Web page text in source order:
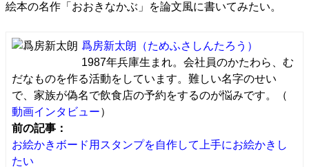
絵本の名作「おおきなかぶ」を論文風に書いてみたい。
爲房新太朗 （ためふさしんたろう）
1987年兵庫生まれ。会社員のかたわら、む
だなものを作る活動をしています。難しい名字のせい
で、家族が偽名で飲食店の予約をするのが悩みです。（
動画インタビュー）
前の記事：
お絵かきボード用スタンプを自作して上手にお絵かきし
たい